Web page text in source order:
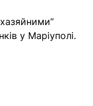
у Маріуполі.